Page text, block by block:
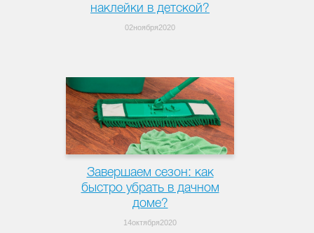
наклейки в детской?
02ноября2020
Завершаем сезон: как
быстро убрать в дачном
доме?
14октября2020